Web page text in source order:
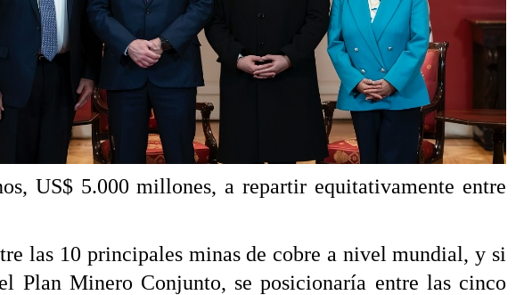
US$ 5.000 millones, a repartir equitativamente entre
las 10 principales minas de cobre a nivel mundial, y si
Plan Minero Conjunto, se posicionaría entre las cinco